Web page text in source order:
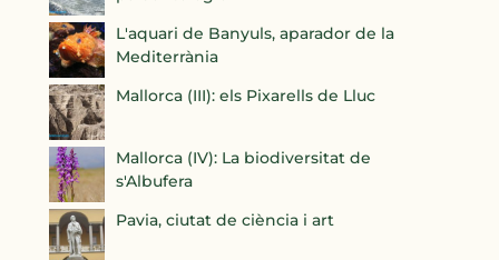
L'aquari de Banyuls, aparador de la
Mediterrània
Mallorca (III): els Pixarells de Lluc
Mallorca (IV): La biodiversitat de
s'Albufera
Pavia, ciutat de ciència i art